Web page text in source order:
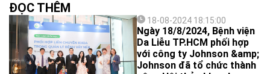
ĐỌC THÊM
18-08-2024 18:15:00
Ngày 18/8/2024, Bệnh viện
Da Liễu TP.HCM phối hợp
với công ty Johnson &amp;
Johnson đã tổ chức thành